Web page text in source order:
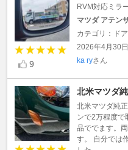
9
RVM対応ミラ
マツダ アテン
カテゴリ：ド
2026年4月30
ka ryさん
北米マツダ
北米マツダ純
ンで2万程度で
品ででます。
す。 自分では